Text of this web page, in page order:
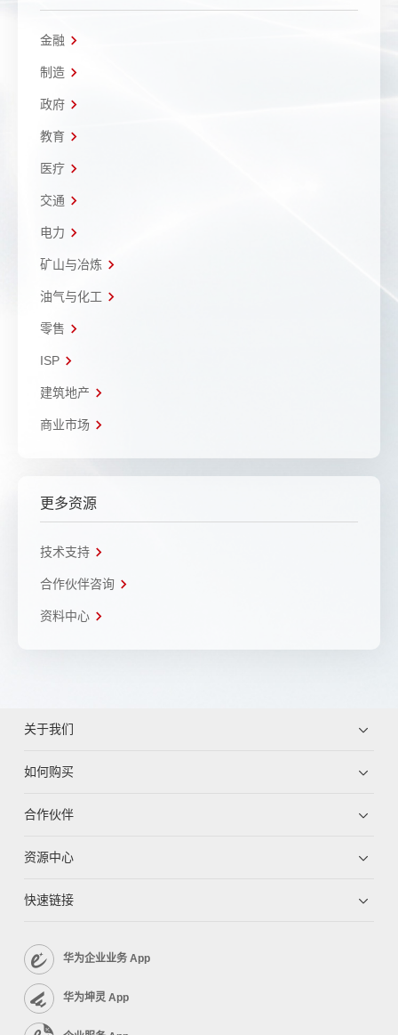
金融
制造
政府
教育
医疗
交通
电力
矿山与冶炼
油气与化工
零售
ISP
建筑地产
商业市场
更多资源
技术支持
合作伙伴咨询
资料中心
关于我们
如何购买
合作伙伴
资源中心
快速链接
华为企业业务 App
华为坤灵 App